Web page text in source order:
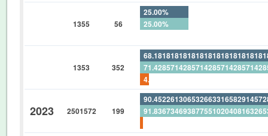
1355 56
25.00%
25.00%
1353 352
2023 2501572 199